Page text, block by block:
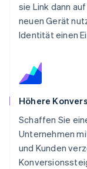
sie Link dann
neuen Gerät
Identität einen
Höhere
Schaffen Sie
Unternehmen
und Kunden